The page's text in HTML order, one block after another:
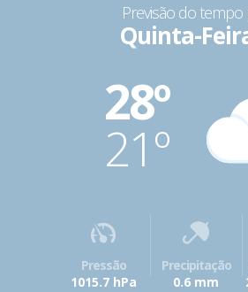
Previsão do tempo
Quinta-
28º
21º
Pressão
1015.7 hPa
Precipitação
0.6 mm